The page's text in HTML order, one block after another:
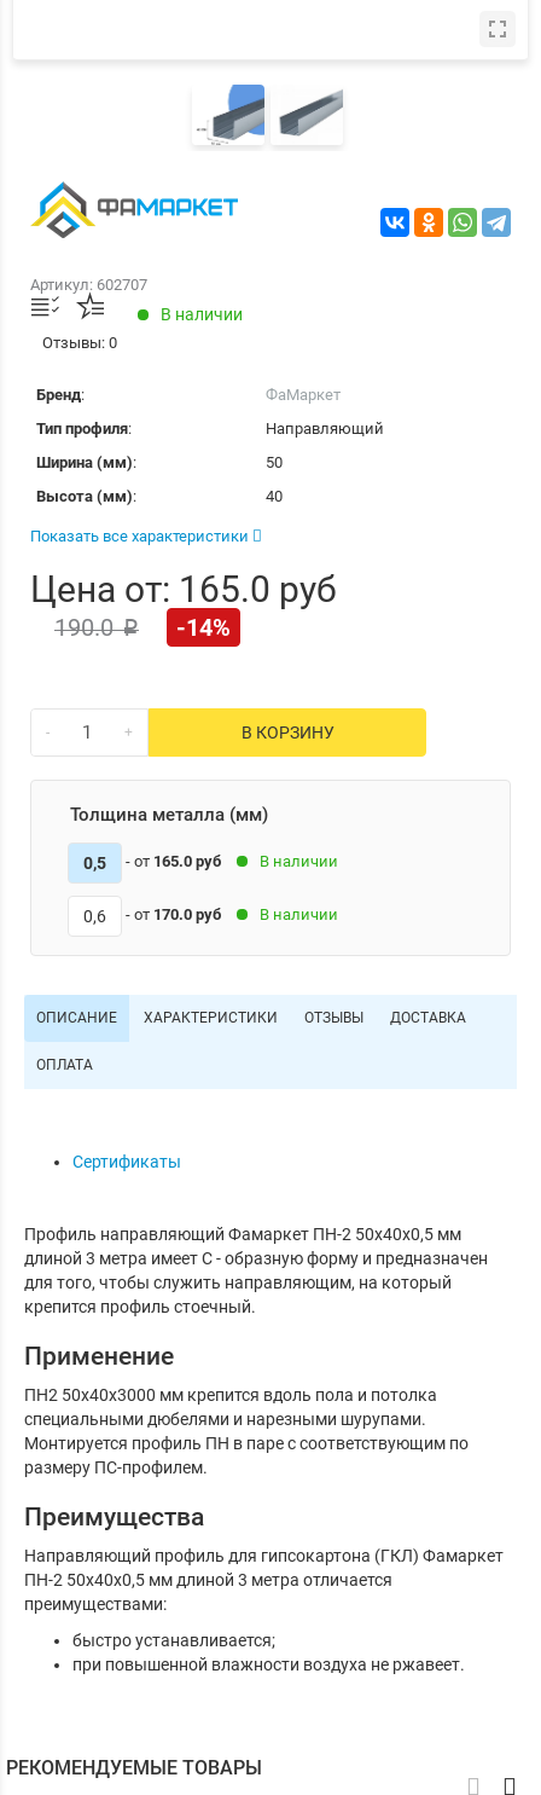
Артикул: 602707
В наличии
Отзывы: 0
Бренд:
ФаМаркет
Тип профиля:
Направляющий
Ширина (мм):
50
Высота (мм): 40
Показать все характеристики
Цена от: 165.0 руб
190.0 p -14%
- + В КОРЗИНУ
Толщина металла (мм)
0,5 - от 165.0 руб В наличии
0,6 - от 170.0 руб В наличии
ОПИСАНИЕ ХАРАКТЕРИСТИКИ ОТЗЫВЫ ДОСТАВКА
ОПЛАТА
Сертификаты
Профиль направляющий Фамаркет ПН-2 50х40х0,5 мм
длиной 3 метра имеет С - образную форму и предназначен
для того, чтобы служить направляющим, на который
крепится профиль стоечный.
Применение
ПН2 50x40x3000 мм крепится вдоль пола и потолка
специальными дюбелями и нарезными шурупами.
Монтируется профиль ПН в паре с соответствующим по
размеру ПС-профилем.
Преимущества
Направляющий профиль для гипсокартона (ГКЛ) Фамаркет
ПН-2 50х40х0,5 мм длиной 3 метра отличается
преимуществами:
быстро устанавливается;
при повышенной влажности воздуха не ржавеет.
РЕКОМЕНДУЕМЫЕ ТОВАРЫ